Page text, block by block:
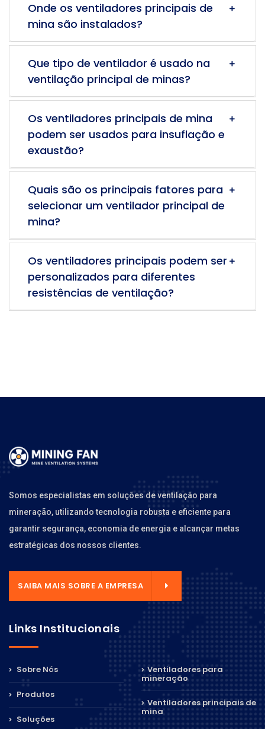
Onde os ventiladores principais de
mina são instalados?
Que tipo de ventilador é usado na
ventilação principal de minas?
Os ventiladores principais de mina
podem ser usados para insuflação e
exaustão?
Quais são os principais fatores para
selecionar um ventilador principal de
mina?
Os ventiladores principais podem ser
personalizados para diferentes
resistências de ventilação?
Somos especialistas em soluções de ventilação para
mineração, utilizando tecnologia robusta e eficiente para
garantir segurança, economia de energia e alcançar metas
estratégicas dos nossos clientes.
SAIBA MAIS SOBRE A EMPRESA
Links Institucionais
Sobre Nós
Produtos
Soluções
Ventiladores para
mineração
Ventiladores principais de
mina